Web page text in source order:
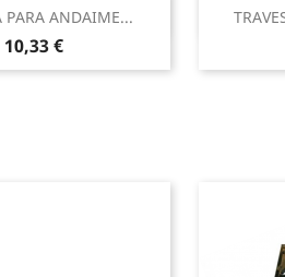
PARA ANDAIME...
Preço
10,33 €
rápida